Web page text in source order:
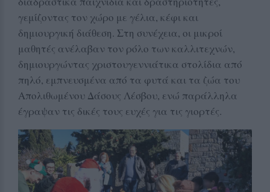
γεμίζοντας τον χώρο με γέλια, κέφι και
δημιουργική διάθεση. Στη συνέχεια, οι μικροί
μαθητές ανέλαβαν τον ρόλο των καλλιτεχνών,
δημιουργώντας χριστουγεννιάτικα στολίδια από
πηλό, εμπνευσμένα από τα φυτά και τα ζώα του
Απολιθωμένου Δάσους Λέσβου, ενώ παράλληλα
έγραψαν τις δικές τους ευχές για τις γιορτές.